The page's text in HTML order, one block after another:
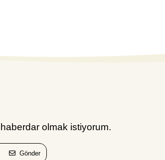
olmak istiyorum.
Gönder